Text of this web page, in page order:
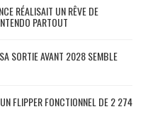
RÉALISAIT UN RÊVE DE
PARTOUT
SORTIE AVANT 2028 SEMBLE
FLIPPER FONCTIONNEL DE 2 274